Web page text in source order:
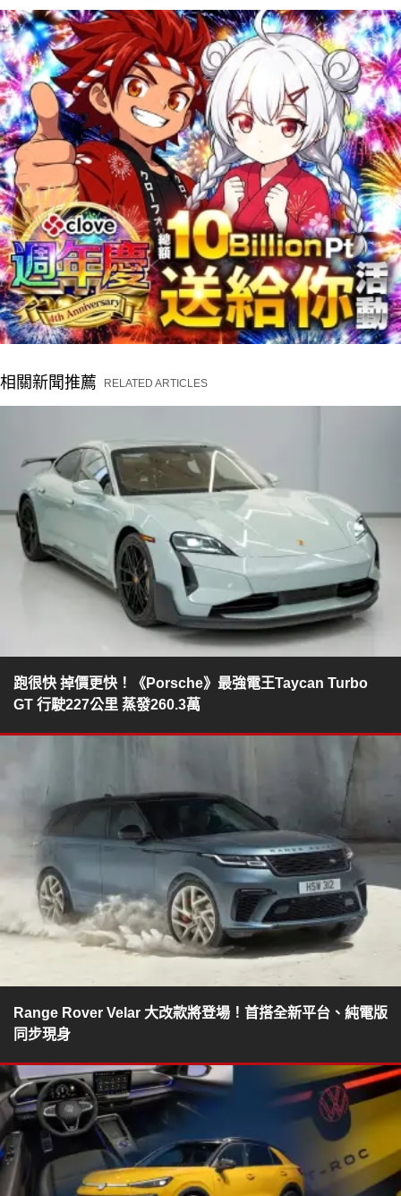
相關新聞推薦 RELATED ARTICLES
跑很快 掉價更快！《Porsche》最強電王Taycan Turbo
GT 行駛227公里 蒸發260.3萬
Range Rover Velar 大改款將登場！首搭全新平台、純電版
同步現身